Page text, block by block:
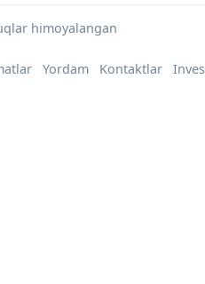
himoyalangan
Yordam Kontaktlar